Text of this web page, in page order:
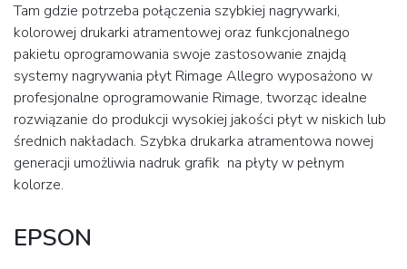
Tam gdzie potrzeba połączenia szybkiej nagrywarki,
kolorowej drukarki atramentowej oraz funkcjonalnego
pakietu oprogramowania swoje zastosowanie znajdą
systemy nagrywania płyt Rimage Allegro wyposażono w
profesjonalne oprogramowanie Rimage, tworząc idealne
rozwiązanie do produkcji wysokiej jakości płyt w niskich lub
średnich nakładach. Szybka drukarka atramentowa nowej
generacji umożliwia nadruk grafik na płyty w pełnym
kolorze.
EPSON